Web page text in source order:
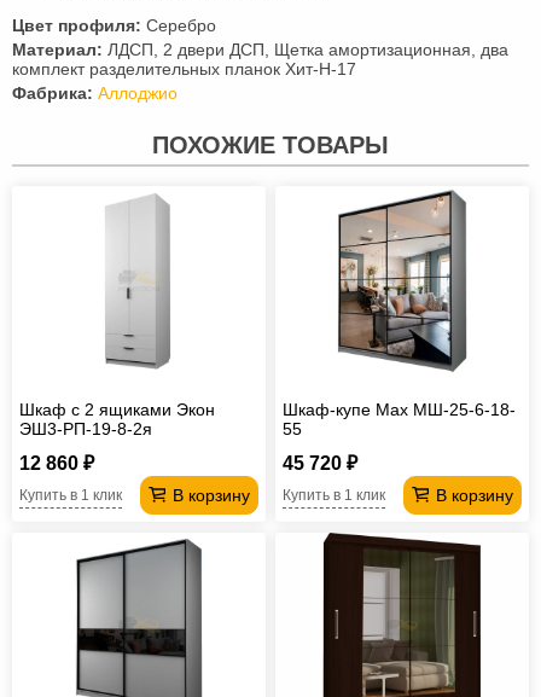
Цвет профиля: Серебро
Материал: ЛДСП, 2 двери ДСП, Щетка амортизационная, два
комплект разделительных планок Хит-Н-17
Фабрика: Аллоджио
ПОХОЖИЕ ТОВАРЫ
Шкаф с 2 ящиками Экон
ЭШ3-РП-19-8-2я
12 860 ₽
В корзину
Купить в 1 клик
Шкаф-купе Max МШ-25-6-18-
55
45 720 ₽
В корзину
Купить в 1 клик